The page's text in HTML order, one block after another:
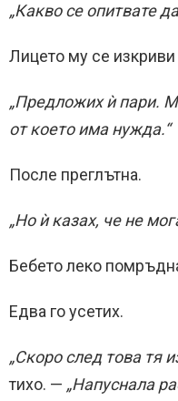
„Какво се опитвате
Лицето му се
„Предложих ѝ пари.
от което има нужда.“
После преглътна.
„Но ѝ казах, че не
Бебето леко
Едва го усетих.
„Скоро след това тя
тихо. — „Напуснала